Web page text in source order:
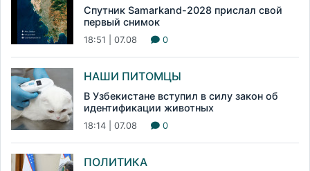
Спутник Samarkand-2028 прислал свой
первый снимок
18:51 | 07.08 0
НАШИ ПИТОМЦЫ
В Узбекистане вступил в силу закон об
идентификации животных
18:14 | 07.08 0
ПОЛИТИКА